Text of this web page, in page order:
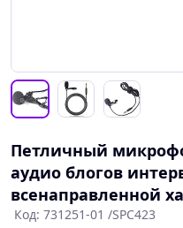
Петличный
аудио блогов
всенаправленной
Код: 731251-01 /SPC423